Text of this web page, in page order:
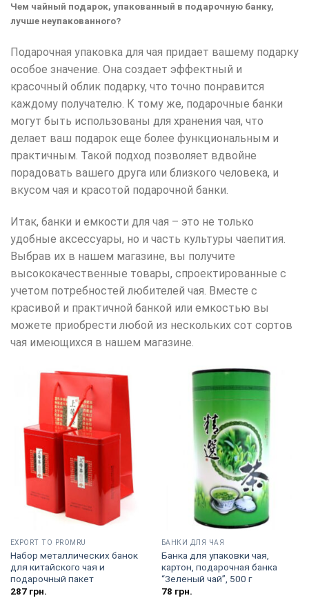
Чем чайный подарок, упакованный в подарочную банку,
лучше неупакованного?
Подарочная упаковка для чая придает вашему подарку
особое значение. Она создает эффектный и
красочный облик подарку, что точно понравится
каждому получателю. К тому же, подарочные банки
могут быть использованы для хранения чая, что
делает ваш подарок еще более функциональным и
практичным. Такой подход позволяет вдвойне
порадовать вашего друга или близкого человека, и
вкусом чая и красотой подарочной банки.
Итак, банки и емкости для чая – это не только
удобные аксессуары, но и часть культуры чаепития.
Выбрав их в нашем магазине, вы получите
высококачественные товары, спроектированные с
учетом потребностей любителей чая. Вместе с
красивой и практичной банкой или емкостью вы
можете приобрести любой из нескольких сот сортов
чая имеющихся в нашем магазине.
EXPORT TO PROMRU
Набор металлических банок
для китайского чая и
подарочный пакет
287грн.
БАНКИ ДЛЯ ЧАЯ
Банка для упаковки чая,
картон, подарочная банка
“Зеленый чай”, 500 г
78 грн.